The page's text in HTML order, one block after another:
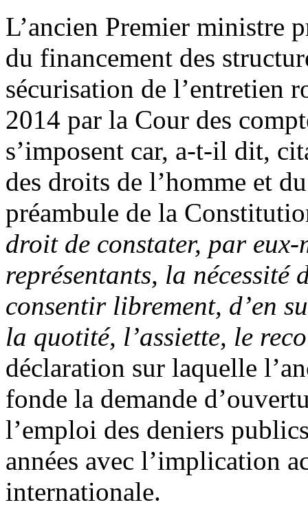
L’ancien Premier ministre
du financement des
sécurisation de l’entretien
2014 par la Cour des
s’imposent car, a-t-il dit,
des droits de l’homme et
préambule de la
droit de constater, par eux-
représentants, la
consentir librement, d’en
la quotité, l’assiette, le
déclaration sur laquelle
fonde la demande
l’emploi des deniers
années avec l’implication
internationale.